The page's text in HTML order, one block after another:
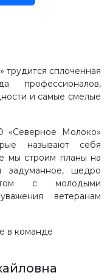
сплоченная
профессионалов,
и самые смелые
Молоко»
называют себя
мы строим планы на
щедро
с молодыми
ветеранам
в команде